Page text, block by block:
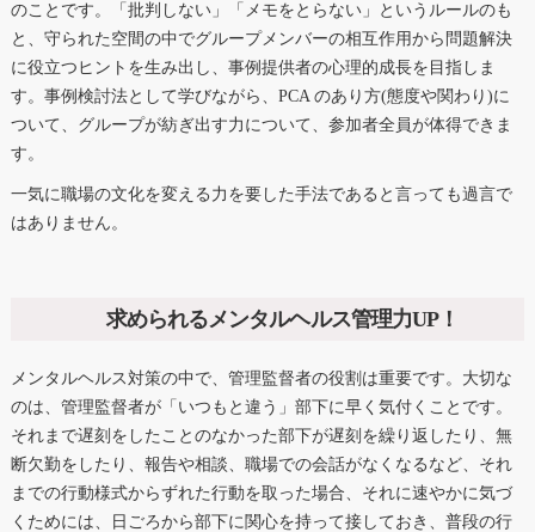
のことです。「批判しない」「メモをとらない」というルールのも
と、守られた空間の中でグループメンバーの相互作用から問題解決
に役立つヒントを生み出し、事例提供者の心理的成長を目指しま
す。事例検討法として学びながら、PCA のあり方(態度や関わり)に
ついて、グループが紡ぎ出す力について、参加者全員が体得できま
す。
一気に職場の文化を変える力を要した手法であると言っても過言で
はありません。
求められるメンタルヘルス管理力UP！
メンタルヘルス対策の中で、管理監督者の役割は重要です。大切な
のは、管理監督者が「いつもと違う」部下に早く気付くことです。
それまで遅刻をしたことのなかった部下が遅刻を繰り返したり、無
断欠勤をしたり、報告や相談、職場での会話がなくなるなど、それ
までの行動様式からずれた行動を取った場合、それに速やかに気づ
くためには、日ごろから部下に関心を持って接しておき、普段の行